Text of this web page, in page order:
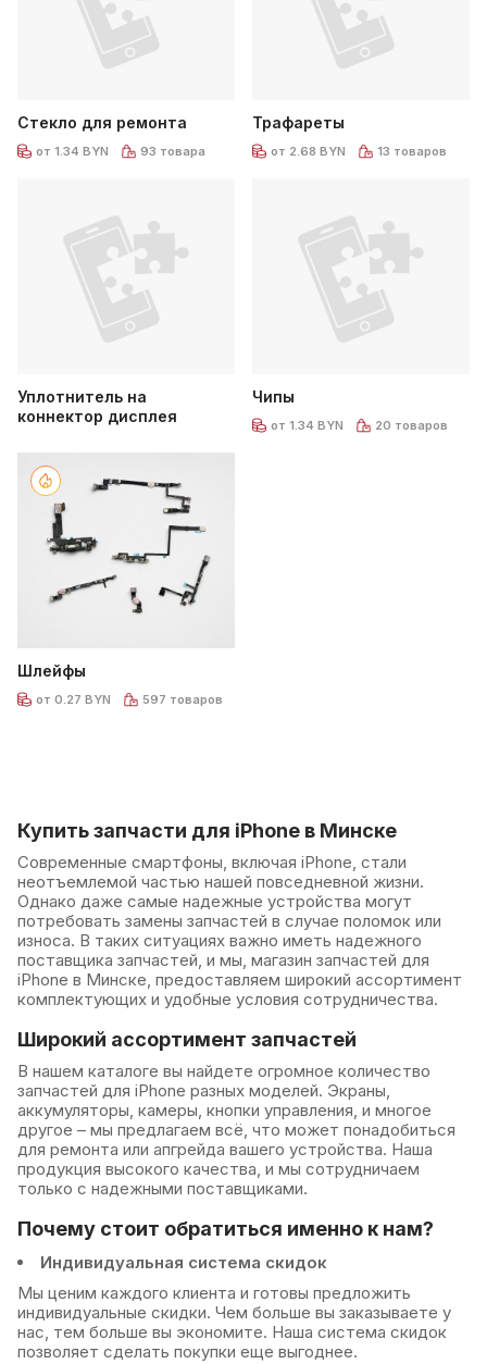
Стекло для ремонта
от 1.34 BYN 93 товара
Трафареты
от 2.68 BYN 13 товаров
Уплотнитель на
коннектор дисплея
Чипы
от 1.34 BYN 20 товаров
Шлейфы
от 0.27 BYN 597 товаров
Купить запчасти для iPhone в Минске
Современные смартфоны, включая iPhone, стали
неотъемлемой частью нашей повседневной жизни.
Однако даже самые надежные устройства могут
потребовать замены запчастей в случае поломок или
износа. В таких ситуациях важно иметь надежного
поставщика запчастей, и мы, магазин запчастей для
iPhone в Минске, предоставляем широкий ассортимент
комплектующих и удобные условия сотрудничества.
Широкий ассортимент запчастей
В нашем каталоге вы найдете огромное количество
запчастей для iPhone разных моделей. Экраны,
аккумуляторы, камеры, кнопки управления, и многое
другое – мы предлагаем всё, что может понадобиться
для ремонта или апгрейда вашего устройства. Наша
продукция высокого качества, и мы сотрудничаем
только с надежными поставщиками.
Почему стоит обратиться именно к нам?
Индивидуальная система скидок
Мы ценим каждого клиента и готовы предложить
индивидуальные скидки. Чем больше вы заказываете у
нас, тем больше вы экономите. Наша система скидок
позволяет сделать покупки еще выгоднее.